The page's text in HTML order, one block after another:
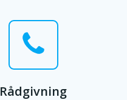
Rådgivning